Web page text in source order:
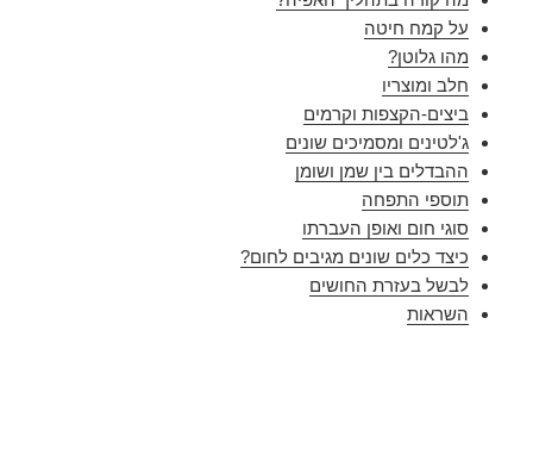
על קמח חיטה
מהו גלוטן?
חלב ומוצריו
ביצים-הקצפות וקרמים
ג'לטינים ומסמיכים שונים
ההבדלים בין שמן ושומן
תוספי התפחה
סוגי חום ואופן העברתו
כיצד כלים שונים מגיבים לחום?
לבשל בעזרת החושים
השראות